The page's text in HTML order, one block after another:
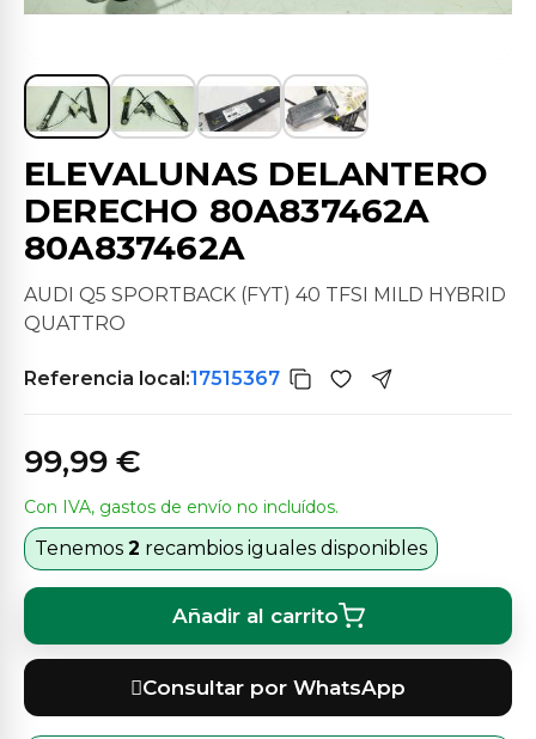
ELEVALUNAS DELANTERO
DERECHO 80A837462A
80A837462A
AUDI Q5 SPORTBACK (FYT) 40 TFSI MILD HYBRID
QUATTRO
Referencia local:17515367
99,99 €
Con IVA, gastos de envío no incluídos.
Tenemos 2 recambios iguales disponibles
Añadir al carrito
Consultar por WhatsApp